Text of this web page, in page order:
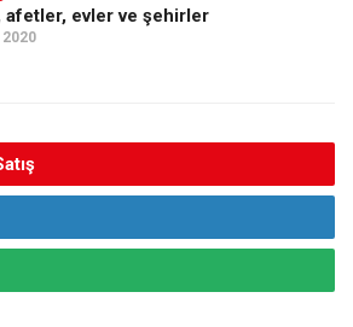
afetler, evler ve şehirler
2020